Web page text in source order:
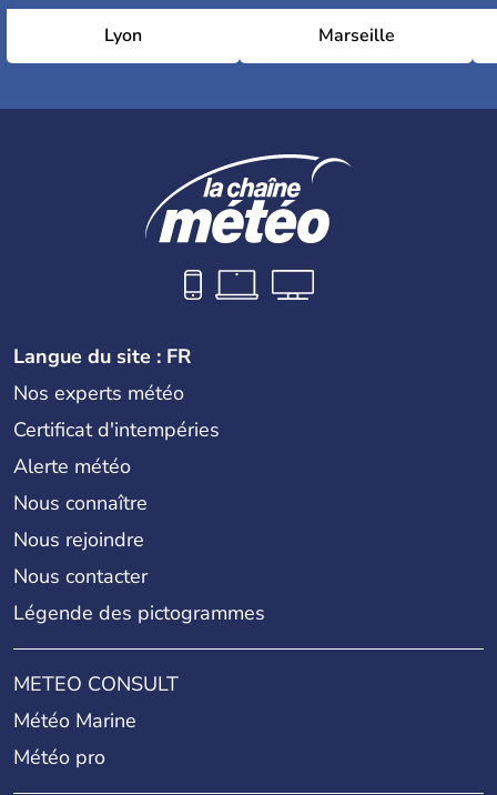
Lyon Marseille
Langue du site : FR
Nos experts météo
Certificat d'intempéries
Alerte météo
Nous connaître
Nous rejoindre
Nous contacter
Légende des pictogrammes
METEO CONSULT
Météo Marine
Météo pro